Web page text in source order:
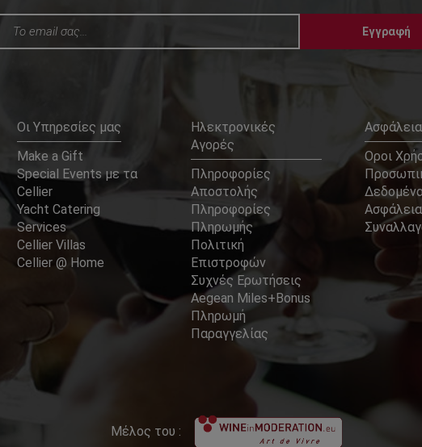
Εγγραφή
Οι Υπηρεσίες μας
Make a Gift
Special Events με τα
Cellier
Yacht Catering
Services
Cellier Villas
Cellier @ Home
Ηλεκτρονικές
Αγορές
Πληροφορίες
Αποστολής
Πληροφορίες
Πληρωμής
Πολιτική
Επιστροφών
Συχνές Ερωτήσεις
Aegean Miles+Bonus
Πληρωμή
Παραγγελίας
Ασφάλεια
Οροι
Ασφάλεια
Μέλος του :